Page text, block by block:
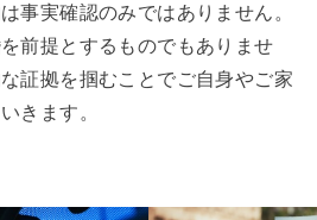
事実確認のみではありません。
前提とするものでもありませ
証拠を掴むことでご自身やご家
きます。